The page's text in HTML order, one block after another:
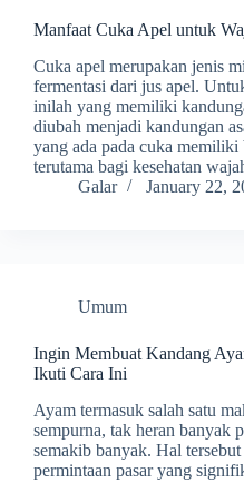
Manfaat Cuka Apel untuk
Cuka apel merupakan jenis
fermentasi dari jus apel.
inilah yang memiliki
diubah menjadi kandungan
yang ada pada cuka memiliki
terutama bagi kesehatan
Galar
January 22,
Umum
Ingin Membuat Kandang
Ikuti Cara Ini
Ayam termasuk salah satu
sempurna, tak heran banyak
semakib banyak. Hal tersebut
permintaan pasar yang